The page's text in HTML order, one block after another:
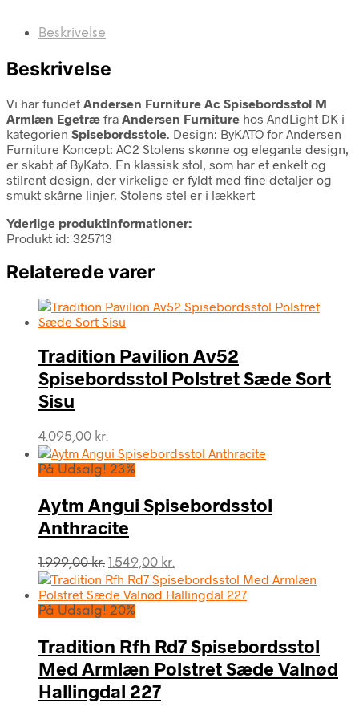
Beskrivelse
Beskrivelse
Vi har fundet Andersen Furniture Ac Spisebordsstol M
Armlæn Egetræ fra Andersen Furniture hos AndLight DK i
kategorien Spisebordsstole. Design: ByKATO for Andersen
Furniture Koncept: AC2 Stolens skønne og elegante design,
er skabt af ByKato. En klassisk stol, som har et enkelt og
stilrent design, der virkelige er fyldt med fine detaljer og
smukt skårne linjer. Stolens stel er i lækkert
Yderlige produktinformationer:
Produkt id: 325713
Relaterede varer
Tradition Pavilion Av52
Spisebordsstol Polstret Sæde Sort
Sisu
4.095,00 kr.
På Udsalg! 23%
Aytm Angui Spisebordsstol
Anthracite
1.999,00kr. Den
oprindelige
pris
var:
1.549,00 kr.
aktuelle
pris
På Udsalg! 20%
Tradition Rfh Rd7 Spisebordsstol
Med Armlæn Polstret Sæde Valnød
Hallingdal 227